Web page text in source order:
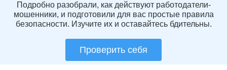
Подробно разобрали, как действуют работодатели-
мошенники, и подготовили для вас простые правила
безопасности. Изучите их и оставайтесь бдительны.
Проверить себя